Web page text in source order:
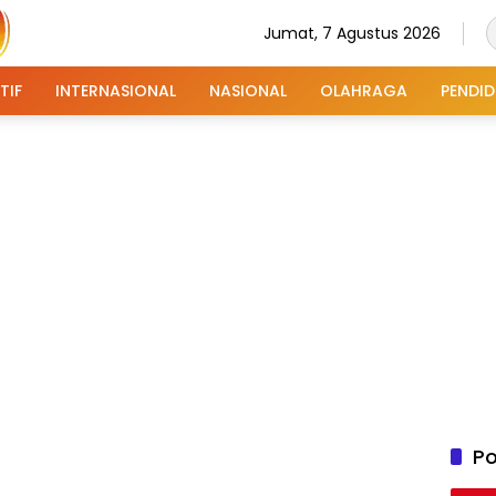
Jumat, 7 Agustus 2026
INTERNASIONAL NASIONAL OLAHRAGA